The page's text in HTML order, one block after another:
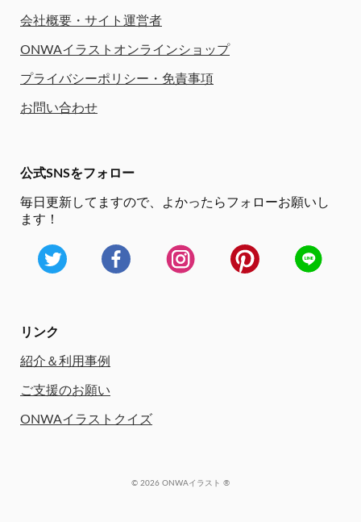
会社概要・サイト運営者
ONWAイラストオンラインショップ
プライバシーポリシー・免責事項
お問い合わせ
公式SNSをフォロー
毎日更新してますので、
よかったらフォローお願いし
ます！
リンク
紹介＆利用事例
ご支援のお願い
ONWAイラストクイズ
© 2026 ONWAイラスト ®